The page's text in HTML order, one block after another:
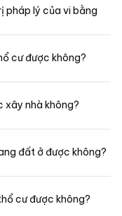
pháp lý của vi bằng
cư được không?
xây nhà không?
đất ở được không?
cư được không?